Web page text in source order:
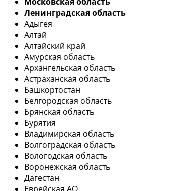
Ленинградская область
Адыгея
Алтай
Алтайский край
Амурская область
Архангельская область
Астраханская область
Башкортостан
Белгородская область
Брянская область
Бурятия
Владимирская область
Волгоградская область
Вологодская область
Воронежская область
Дагестан